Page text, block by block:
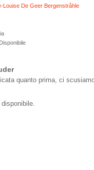
Louise De Geer Bergenstråhle
quanto prima, ci
disponibile.